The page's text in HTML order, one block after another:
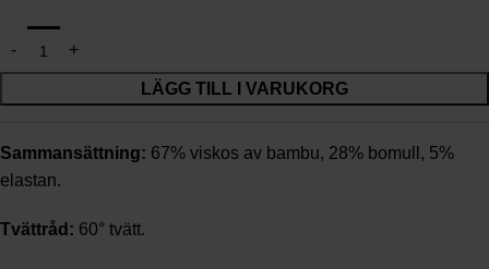
LÄGG TILL I VARUKORG
Sammansättning: 67% viskos av bambu, 28% bomull, 5%
elastan.
Tvättråd: 60° tvätt.